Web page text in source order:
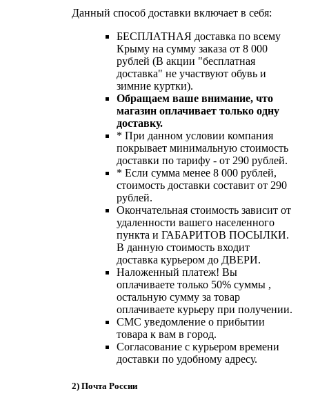
Данный способ доставки включает в себя:
БЕСПЛАТНАЯ доставка по всему
Крыму на сумму заказа от 8 000
рублей (В акции "бесплатная
доставка" не участвуют обувь и
зимние куртки).
Обращаем ваше внимание, что
магазин оплачивает только одну
доставку.
* При данном условии компания
покрывает минимальную стоимость
доставки по тарифу - от 290 рублей.
* Если сумма менее 8 000 рублей,
стоимость доставки составит от 290
рублей.
Окончательная стоимость зависит от
удаленности вашего населенного
пункта и ГАБАРИТОВ ПОСЫЛКИ.
В данную стоимость входит
доставка курьером до ДВЕРИ.
Наложенный платеж! Вы
оплачиваете только 50% суммы ,
остальную сумму за товар
оплачиваете курьеру при получении.
СМС уведомление о прибытии
товара к вам в город.
Согласование с курьером времени
доставки по удобному адресу.
2) Почта России